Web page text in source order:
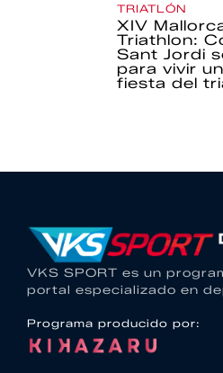
TRIATLÓN
XIV
Triathlon:
Sant Jordi
para vivir
fiesta del
VKS SPORT es un
portal especializado en
Programa producido por: